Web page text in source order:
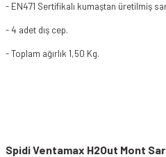
- EN471 Sertifikalı kumaştan üretilmiş
- 4 adet dış cep.
- Toplam ağırlık 1,50 Kg.
Spidi Ventamax H2Out Mont